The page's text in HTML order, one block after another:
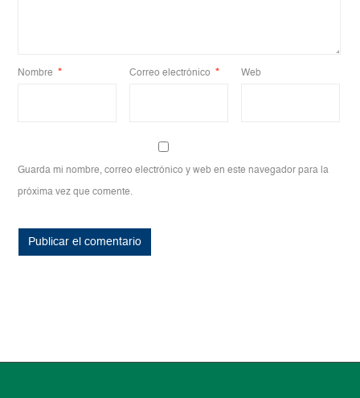
Nombre * Correo electrónico * Web
Guarda mi nombre, correo electrónico y web en este navegador para la
próxima vez que comente.